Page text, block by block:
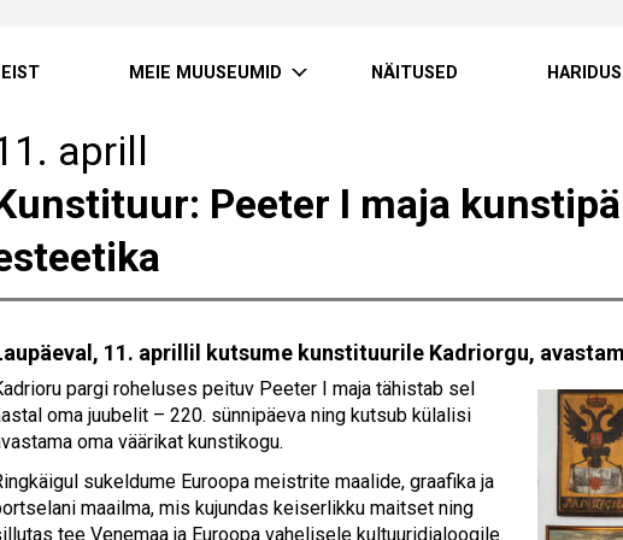
MEIE MUUSEUMID NÄITUSED HARIDUS
aprill
Peeter I maja
11. aprillil kutsume kunstituurile Kadriorgu,
pargi roheluses peituv Peeter I maja tähistab sel
oma juubelit – 220. sünnipäeva ning kutsub külalisi
oma väärikat kunstikogu.
sukeldume Euroopa meistrite maalide, graafika ja
maailma, mis kujundas keiserlikku maitset ning
tee Venemaa ja Euroopa vahelisele kultuuridialoogile.